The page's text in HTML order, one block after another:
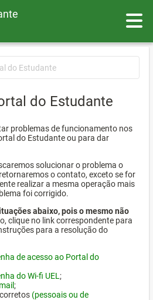
do Estudante
do Estudante
problemas de funcionamento nos
do Estudante ou para dar
solucionar o problema o
o contato, exceto se for
realizar a mesma operação mais
foi corrigido.
abaixo, pois o mesmo não
clique no link correspondente para
para a resolução do
de acesso ao Portal do
do Wi-fi UEL ;
;
(pessoais ou de